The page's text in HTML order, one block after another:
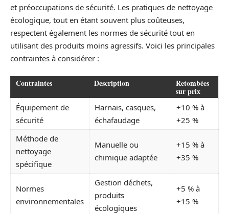
et préoccupations de sécurité. Les pratiques de nettoyage
écologique, tout en étant souvent plus coûteuses,
respectent également les normes de sécurité tout en
utilisant des produits moins agressifs. Voici les principales
contraintes à considérer :
Contraintes Description Retombées
sur prix
Équipement de
sécurité
Harnais, casques,
échafaudage
+10 % à
+25 %
Méthode de
nettoyage
spécifique
Manuelle ou
chimique adaptée
+15 % à
+35 %
Normes
environnementales
Gestion déchets,
produits
écologiques
+5 % à
+15 %